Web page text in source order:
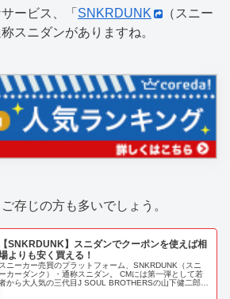
ービス、「 SNKRDUNK
（スニー
スニダンがありますね。
存じの方も多いでしょう。
【SNKRDUNK】スニダンでクーポンを使えば相
よりも安く買える！
スニーカー売買のプラットフォーム、SNKRDUNK（スニ
ーカーダンク）・通称スニダン。 CMには第一弾として若
から大人気の三代目J SOUL BROTHERSの山下健二郎さ